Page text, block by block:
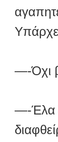
—-Όχι
—-Έλα